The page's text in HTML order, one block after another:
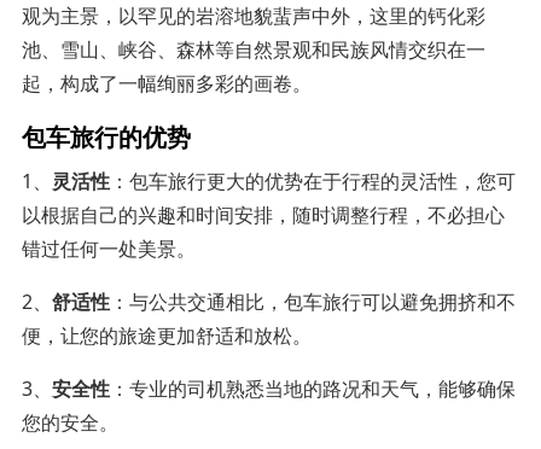
观为主景，以罕见的岩溶地貌蜚声中外，这里的钙化彩
池、雪山、峡谷、森林等自然景观和民族风情交织在一
起，构成了一幅绚丽多彩的画卷。
包车旅行的优势
1、 灵活性：包车旅行更大的优势在于行程的灵活性，您可
以根据自己的兴趣和时间安排，随时调整行程，不必担心
错过任何一处美景。
2、 舒适性：与公共交通相比，包车旅行可以避免拥挤和不
便，让您的旅途更加舒适和放松。
3、 安全性：专业的司机熟悉当地的路况和天气，能够确保
您的安全。